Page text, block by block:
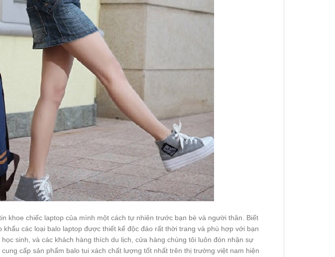
khoe chiếc laptop của mình một cách tự nhiên trước bạn bè và người thân. Biết
các loại balo laptop được thiết kế độc đáo rất thời trang và phù hợp với bạn
sinh, và các khách hàng thích du lịch, cửa hàng chúng tôi luôn đón nhận sự
cấp sản phẩm balo tui xách chất lượng tốt nhất trên thị trường việt nam hiện